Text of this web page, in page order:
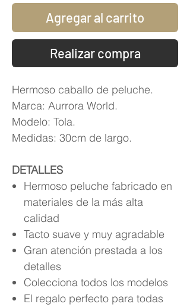
Agregar al carrito
Realizar compra
Hermoso caballo de peluche.
Marca: Aurrora World.
Modelo: Tola.
Medidas: 30cm de largo.
DETALLES
Hermoso peluche fabricado en
materiales de la más alta
calidad
Tacto suave y muy agradable
Gran atención prestada a los
detalles
Colecciona todos los modelos
El regalo perfecto para todas